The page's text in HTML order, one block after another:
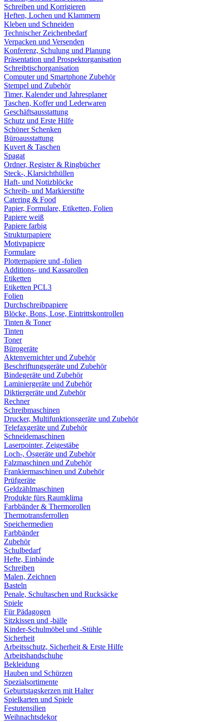
Schreiben und Korrigieren
Heften, Lochen und Klammern
Kleben und Schneiden
Technischer Zeichenbedarf
Verpacken und Versenden
Konferenz, Schulung und Planung
Präsentation und Prospektorganisation
Schreibtischorganisation
Computer und Smartphone Zubehör
Stempel und Zubehör
Timer, Kalender und Jahresplaner
Taschen, Koffer und Lederwaren
Geschäftsausstattung
Schutz und Erste Hilfe
Schöner Schenken
Büroausstattung
Kuvert & Taschen
Spagat
Ordner, Register & Ringbücher
Steck-, Klarsichthüllen
Haft- und Notizblöcke
Schreib- und Markierstifte
Catering & Food
Papier, Formulare, Etiketten, Folien
Papiere weiß
Papiere farbig
Strukturpapiere
Motivpapiere
Formulare
Plotterpapiere und -folien
Additions- und Kassarollen
Etiketten
Etiketten PCL3
Folien
Durchschreibpapiere
Blöcke, Bons, Lose, Eintrittskontrollen
Tinten & Toner
Tinten
Toner
Bürogeräte
Aktenvernichter und Zubehör
Beschriftungsgeräte und Zubehör
Bindegeräte und Zubehör
Laminiergeräte und Zubehör
Diktiergeräte und Zubehör
Rechner
Schreibmaschinen
Drucker, Multifunktionsgeräte und Zubehör
Telefaxgeräte und Zubehör
Schneidemaschinen
Laserpointer, Zeigestäbe
Loch-, Ösgeräte und Zubehör
Falzmaschinen und Zubehör
Frankiermaschinen und Zubehör
Prüfgeräte
Geldzählmaschinen
Produkte fürs Raumklima
Farbbänder & Thermorollen
Thermotransferrollen
Speichermedien
Farbbänder
Zubehör
Schulbedarf
Hefte, Einbände
Schreiben
Malen, Zeichnen
Basteln
Penale, Schultaschen und Rucksäcke
Spiele
Für Pädagogen
Sitzkissen und -bälle
Kinder-Schulmöbel und -Stühle
Sicherheit
Arbeitsschutz, Sicherheit & Erste Hilfe
Arbeitshandschuhe
Bekleidung
Hauben und Schürzen
Spezialsortimente
Geburtstagskerzen mit Halter
Spielkarten und Spiele
Festutensilien
Weihnachtsdekor